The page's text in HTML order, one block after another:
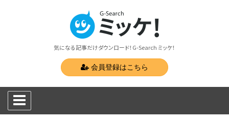
気になる記事だけダウンロード！G-Search ミッケ！
会員登録はこちら